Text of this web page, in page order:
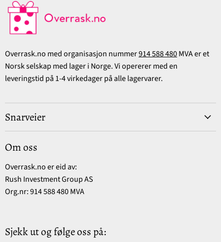
Overrask.no med organisasjon nummer914 588 480MVA er et
Norsk selskap med lager i Norge. Vi opererer med en
leveringstid på 1-4 virkedager på alle lagervarer.
Snarveier
Om oss
Overrask.no er eid av:
Rush Investment Group AS
Org.nr: 914 588 480 MVA
Sjekk ut og følge oss på: